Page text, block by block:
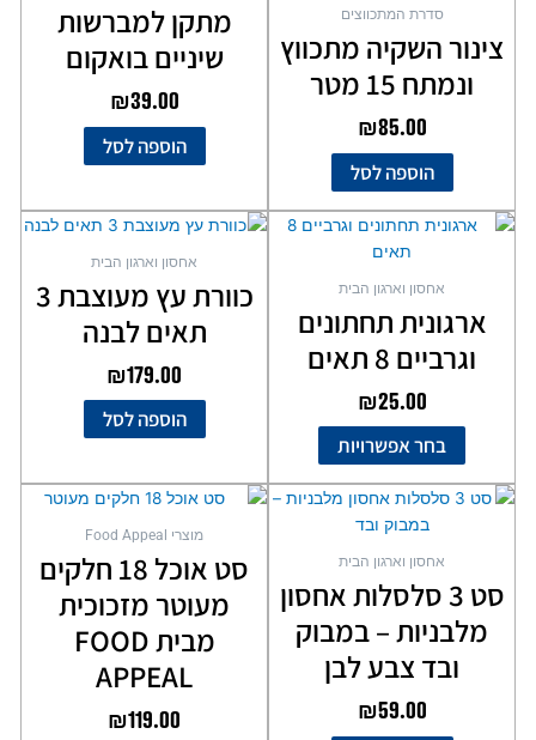
סדרת המתכווצים
צינור השקיה מתכווץ
ונמתח 15 מטר
₪85.00
הוספה לסל
מתקן למברשות
שיניים בואקום
₪39.00
הוספה לסל
אחסון וארגון הבית
ארגונית תחתונים
וגרביים 8 תאים
₪25.00
בחר אפשרויות
למוצר
סוגים.
ניתן
האפשרויות
בעמוד
המוצר
אחסון וארגון הבית
כוורת עץ מעוצבת 3
תאים לבנה
₪179.00
הוספה לסל
אחסון וארגון הבית
סט 3 סלסלות אחסון
מלבניות – במבוק
ובד צבע לבן
₪59.00
מוצרי Food Appeal
סט אוכל 18 חלקים
מעוטר מזכוכית
מבית FOOD
APPEAL
₪119.00